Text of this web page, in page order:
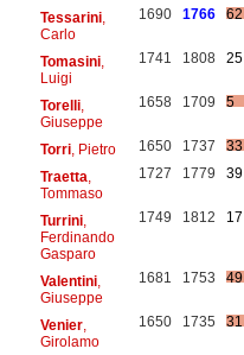
Tessarini,
Carlo
1690 1766 62
Tomasini,
Luigi
1741 1808 25
Torelli,
Giuseppe
1658 1709 5
Torri, Pietro 1650 1737
33
Traetta
Tommaso
1727 1779 39
Turrini,
Ferdinando
Gasparo
1749 1812 17
Valentini,
Giuseppe
1681 1753 49
Venier,
Girolamo
1650 1735 31